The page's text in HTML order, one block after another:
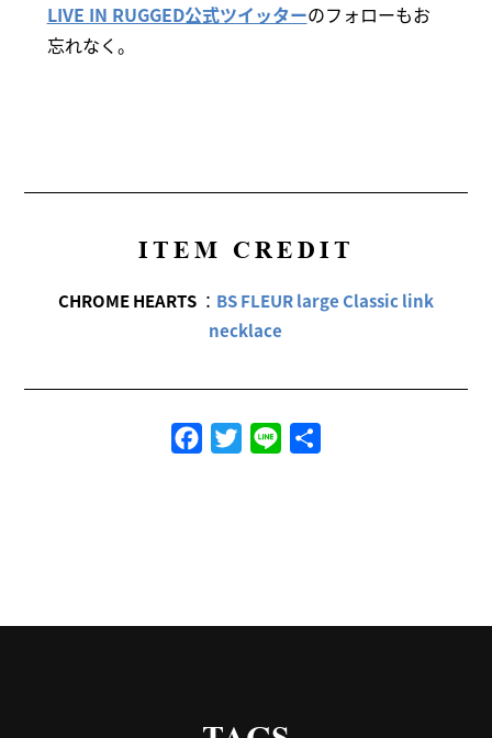
LIVE IN RUGGED公式ツイッターのフォローもお
忘れなく。
ITEM CREDIT
CHROME HEARTS ： BS FLEUR large Classic link
necklace
FacebookTwitterLine